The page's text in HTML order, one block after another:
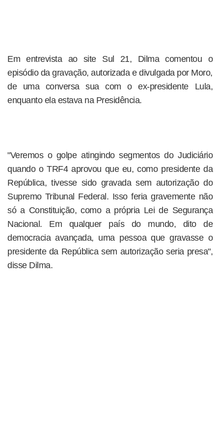
Em entrevista ao site Sul 21, Dilma comentou o
episódio da gravação, autorizada e divulgada por Moro,
de uma conversa sua com o ex-presidente Lula,
enquanto ela estava na Presidência.
"Veremos o golpe atingindo segmentos do Judiciário
quando o TRF4 aprovou que eu, como presidente da
República, tivesse sido gravada sem autorização do
Supremo Tribunal Federal. Isso feria gravemente não
só a Constituição, como a própria Lei de Segurança
Nacional. Em qualquer país do mundo, dito de
democracia avançada, uma pessoa que gravasse o
presidente da República sem autorização seria presa",
disse Dilma.